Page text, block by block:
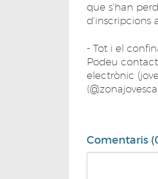
que s'han
d'inscripcions
- Tot i el
Podeu
electrònic
Comentaris